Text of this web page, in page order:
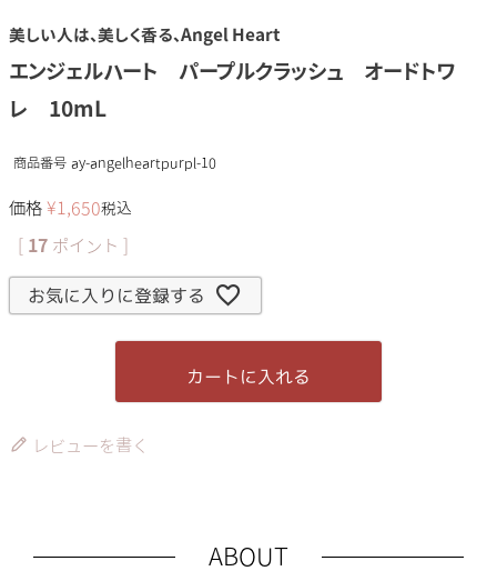
美しい人は、美しく香る、Angel Heart
エンジェルハート パープルクラッシュ オードトワ
レ 10mL
商品番号 ay-angelheartpurpl-10
価格 ¥1,650税込
17 ポイント ]
お気に入りに登録する
カートに入れる
レビューを書く
ABOUT